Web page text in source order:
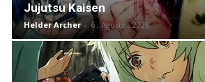
Jujutsu Kaisen
Helder Archer - 6 , Agosto , 2026